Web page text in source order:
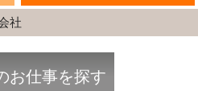
社
お仕事を探す